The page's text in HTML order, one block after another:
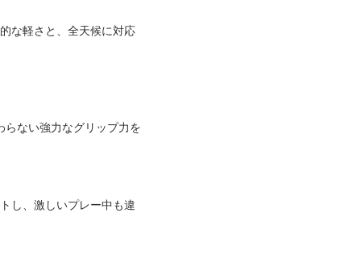
な軽さと、全天候に対応
ない強力なグリップ力を
し、激しいプレー中も違